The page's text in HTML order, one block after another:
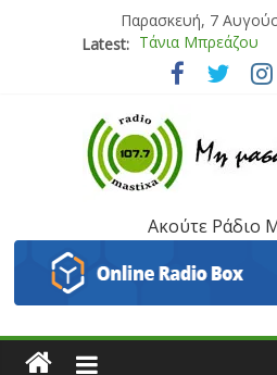
Παρασκευή, 7
Latest: Bliss
Μάνος Τρυπιάς &
Ιορδάνης Αγαπητός
Μαριάννα Μασάδη
Τάνια Μπρεάζου
Ακούτε Ράδιο